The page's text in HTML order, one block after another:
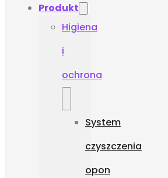
Produkt
Higiena
i
ochrona
System
czyszczenia
opon